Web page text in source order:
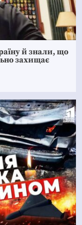
й знали, що
захищає